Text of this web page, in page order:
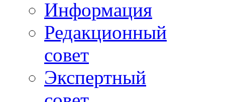
Информация
Редакционный
совет
Экспертный